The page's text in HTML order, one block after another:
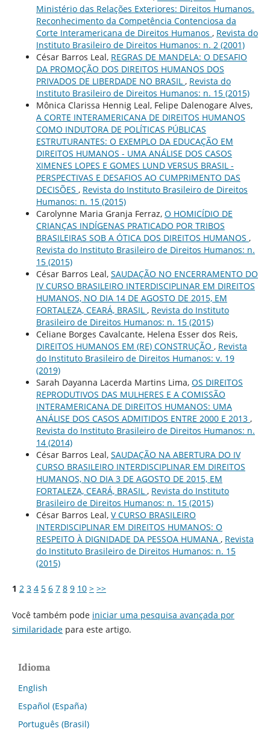
Ministério das Relações Exteriores: Direitos Humanos.
Reconhecimento da Competência Contenciosa da
Corte Interamericana de Direitos Humanos , Revista do
Instituto Brasileiro de Direitos Humanos: n. 2 (2001)
César Barros Leal, REGRAS DE MANDELA: O DESAFIO
DA PROMOÇÃO DOS DIREITOS HUMANOS DOS
PRIVADOS DE LIBERDADE NO BRASIL , Revista do
Instituto Brasileiro de Direitos Humanos: n. 15 (2015)
Mônica Clarissa Hennig Leal, Felipe Dalenogare Alves,
A CORTE INTERAMERICANA DE DIREITOS HUMANOS
COMO INDUTORA DE POLÍTICAS PÚBLICAS
ESTRUTURANTES: O EXEMPLO DA EDUCAÇÃO EM
DIREITOS HUMANOS - UMA ANÁLISE DOS CASOS
XIMENES LOPES E GOMES LUND VERSUS BRASIL -
PERSPECTIVAS E DESAFIOS AO CUMPRIMENTO DAS
DECISÕES , Revista do Instituto Brasileiro de Direitos
Humanos: n. 15 (2015)
Carolynne Maria Granja Ferraz, O HOMICÍDIO DE
CRIANÇAS INDÍGENAS PRATICADO POR TRIBOS
BRASILEIRAS SOB A ÓTICA DOS DIREITOS HUMANOS ,
Revista do Instituto Brasileiro de Direitos Humanos: n.
15 (2015)
César Barros Leal, SAUDAÇÃO NO ENCERRAMENTO DO
IV CURSO BRASILEIRO INTERDISCIPLINAR EM DIREITOS
HUMANOS, NO DIA 14 DE AGOSTO DE 2015, EM
FORTALEZA, CEARÁ, BRASIL , Revista do Instituto
Brasileiro de Direitos Humanos: n. 15 (2015)
Celiane Borges Cavalcante, Helena Esser dos Reis,
DIREITOS HUMANOS EM (RE) CONSTRUÇÃO , Revista
do Instituto Brasileiro de Direitos Humanos: v. 19
(2019)
Sarah Dayanna Lacerda Martins Lima, OS DIREITOS
REPRODUTIVOS DAS MULHERES E A COMISSÃO
INTERAMERICANA DE DIREITOS HUMANOS: UMA
ANÁLISE DOS CASOS ADMITIDOS ENTRE 2000 E 2013 ,
Revista do Instituto Brasileiro de Direitos Humanos: n.
14 (2014)
César Barros Leal, SAUDAÇÃO NA ABERTURA DO IV
CURSO BRASILEIRO INTERDISCIPLINAR EM DIREITOS
HUMANOS, NO DIA 3 DE AGOSTO DE 2015, EM
FORTALEZA, CEARÁ, BRASIL , Revista do Instituto
Brasileiro de Direitos Humanos: n. 15 (2015)
César Barros Leal, V CURSO BRASILEIRO
INTERDISCIPLINAR EM DIREITOS HUMANOS: O
RESPEITO À DIGNIDADE DA PESSOA HUMANA , Revista
do Instituto Brasileiro de Direitos Humanos: n. 15
(2015)
1 2 3 4 5 6 7 8 9 10 > >>
Você também pode iniciar uma pesquisa avançada por
similaridadepara este artigo.
Idioma
English
Español (España)
Português (Brasil)